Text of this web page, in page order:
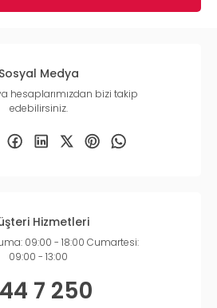
Sosyal Medya
hesaplarımızdan bizi takip
edebilirsiniz.
Hizmetleri
09:00 - 18:00 Cumartesi:
09:00 - 13:00
7 250